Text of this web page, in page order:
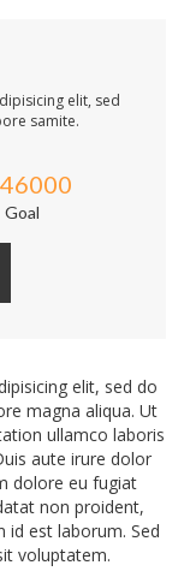
elit, sed
samite.
Goal
elit, sed do
magna aliqua. Ut
ullamco laboris
aute irure dolor
dolore eu fugiat
non proident,
id est laborum. Sed
voluptatem.